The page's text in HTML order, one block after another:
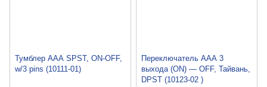
Тумблер ААА SPST, ON-OFF,
w/3 pins (10111-01)
Переключатель ААА 3
выхода (ON) — OFF, Тайвань,
DPST (10123-02 )